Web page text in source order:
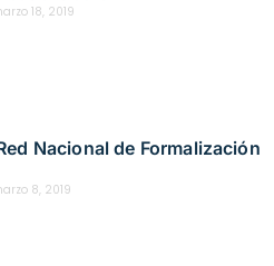
18, 2019
Nacional de Formalización
8, 2019